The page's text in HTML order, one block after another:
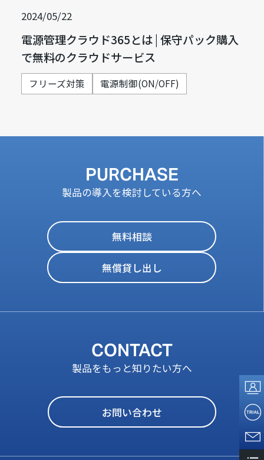
2024/05/22
電源管理クラウド365とは | 保守パック購入
で無料のクラウドサービス
フリーズ対策 電源制御(ON/OFF)
PURCHASE
製品の導入を検討している方へ
無料相談
無償貸し出し
CONTACT
製品をもっと知りたい方へ
お問い合わせ